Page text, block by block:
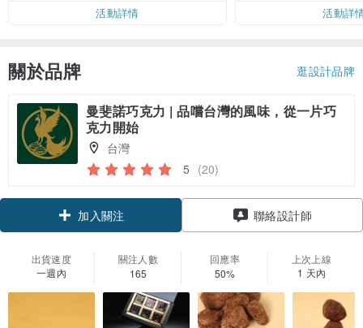
活動詳情
活動詳
關於品牌 逛設計品牌
曼斐諾巧克力 | 品嚐台灣的風味，從一片巧
克力開始
台灣
5 (20)
加入關注 聯絡設計師
出貨速度
一週內
關注人數
165
回應率
50%
上次上線
1 天內